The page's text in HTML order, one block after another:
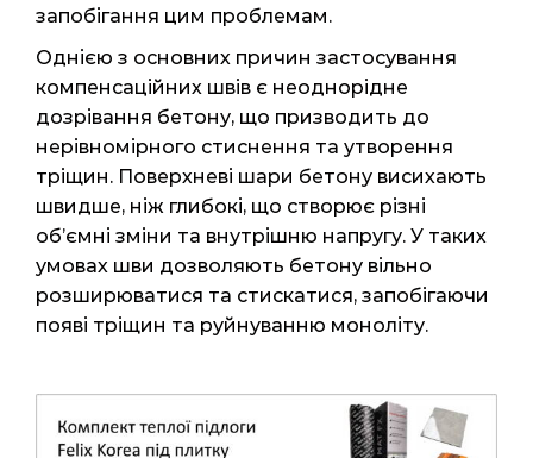
запобігання цим проблемам.
Однією з основних причин застосування
компенсаційних швів є неоднорідне
дозрівання бетону, що призводить до
нерівномірного стиснення та утворення
тріщин. Поверхневі шари бетону висихають
швидше, ніж глибокі, що створює різні
об’ємні зміни та внутрішню напругу. У таких
умовах шви дозволяють бетону вільно
розширюватися та стискатися, запобігаючи
появі тріщин та руйнуванню моноліту.